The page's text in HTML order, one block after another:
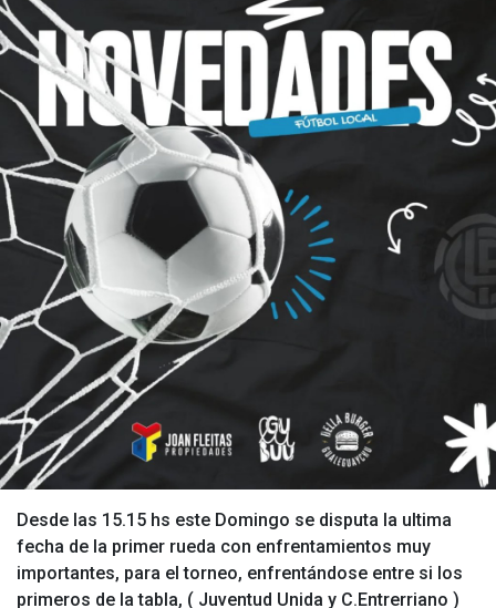
Desde las 15.15 hs este Domingo se disputa la ultima
fecha de la primer rueda con enfrentamientos muy
importantes, para el torneo, enfrentándose entre si los
primeros de la tabla, ( Juventud Unida y C.Entrerriano )